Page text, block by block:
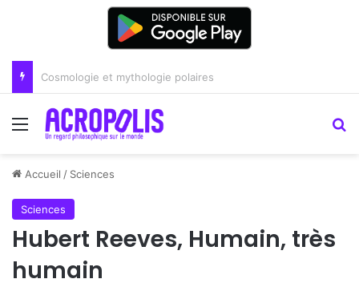
Renoir : la peinture comme un art du lien
Menu
Accueil / Sciences
Sciences
Hubert Reeves, Humain, très
humain